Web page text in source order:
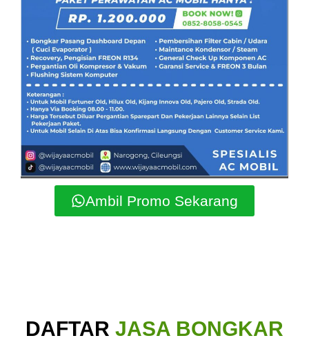
Ambil Promo Sekarang
DAFTAR JASA BONGKAR